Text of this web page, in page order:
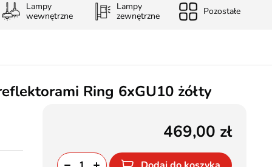
Lampy
wewnętrzne
Lampy
zewnętrzne
Pozostałe
Ring 6xGU10 żółty
469,00